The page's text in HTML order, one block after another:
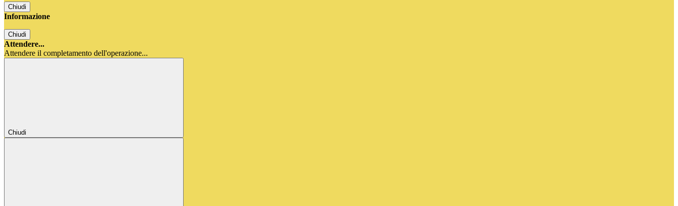
Chiudi
Informazione
Chiudi
Attendere...
Attendere il completamento dell'operazione...
Chiudi